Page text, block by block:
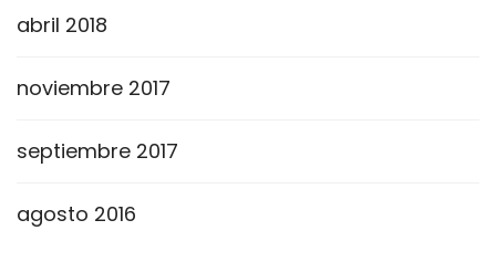
abril 2018
noviembre 2017
septiembre 2017
agosto 2016